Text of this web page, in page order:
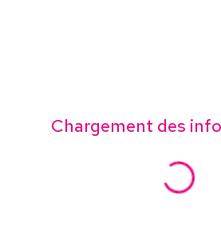
Chargement des